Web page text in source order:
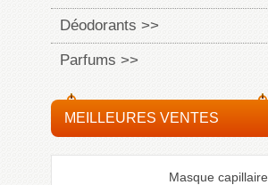
Déodorants >>
Parfums >>
MEILLEURES VENTES
Masque capillaire